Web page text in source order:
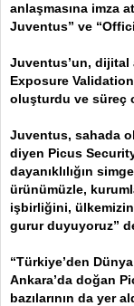
anlaşmasına imza
Juventus” ve
Juventus’un, dijital
Exposure
oluşturdu ve süreç
Juventus, sahada
diyen Picus
dayanıklılığın
ürünümüzle,
işbirliğini,
gurur duyuyoruz”
“Türkiye’den Dünya
Ankara’da doğan
bazılarının da yer